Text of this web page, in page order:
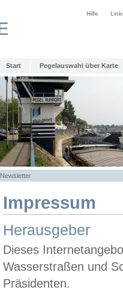
Hilfe
Start Pegelauswahl über Karte
Newsletter
Impressum
Herausgeber
Dieses
Wasserstraßen und
Präsidenten.